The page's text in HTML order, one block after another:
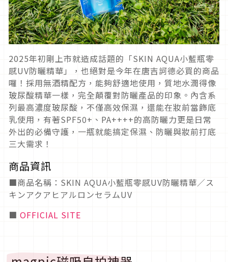
2025年初剛上市就造成話題的「SKIN AQUA小藍瓶零
感UV防曬精華」，也絕對是今年在唐吉訶德必買的商品
囉！採用無酒精配方，能夠舒適地使用，質地水潤得像
玻尿酸精華一樣，完全顛覆對防曬產品的印象。內含系
列最高濃度玻尿酸，不僅高效保濕，還能在妝前當飾底
乳使用，有著SPF50+、PA++++的高防曬力更是日常
外出的必備守護，一瓶就能搞定保濕、防曬與妝前打底
三大需求！
商品資訊
■商品名稱：SKIN AQUA小藍瓶零感UV防曬精華／ス
キンアクアヒアルロンセラムUV
■ OFFICIAL SITE